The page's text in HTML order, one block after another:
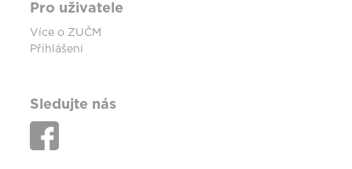
Pro uživatele
Více o ZUČM
Přihlášení
Sledujte nás